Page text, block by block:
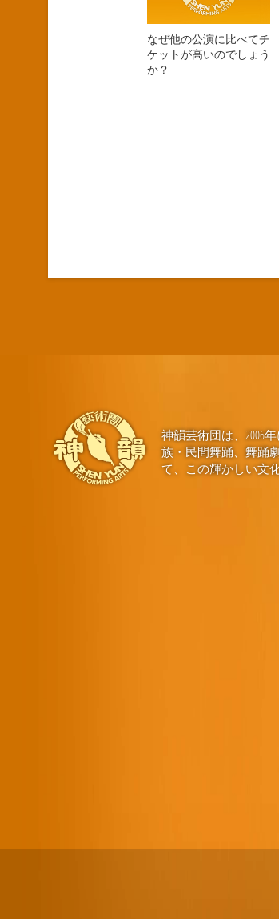
なぜ他の公演に比べてチ
ケットが高いのでしょう
か？
神韻芸術団は、2006
族・民間舞踊、舞踊
て、この輝かしい文